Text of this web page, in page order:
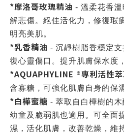
*摩洛哥玫瑰精油 - 溫柔花香
解悲傷。絕佳活化力，修復瑕
明亮美肌。
*乳香精油 - 沉靜樹脂香穩定
復心靈傷口。提升肌膚保水度
*AQUAPHYLINE ®專利活性
含寡糖，可強化肌膚自身的保
*白樺蜜糖 - 萃取自白樺樹的木
幼童及脆弱肌也適用。可全面
濕，活化肌膚，改善乾燥，維